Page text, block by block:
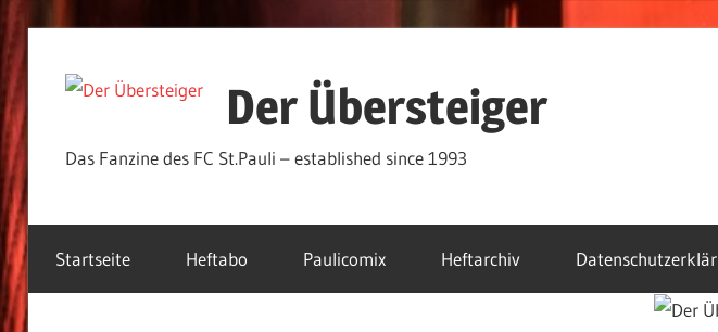
Inhalt
Der Übersteiger
Das Fanzine des FC St.Pauli – established since 1993
Startseite Heftabo Paulicomix Heftarchiv